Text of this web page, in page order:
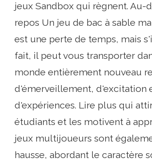
jeux Sandbox qui règnent. Au-
repos Un jeu de bac à sable
est une perte de temps, mais
fait, il peut vous transporter
monde entièrement nouveau
d'émerveillement, d'excitation
d'expériences. Lire plus qui
étudiants et les motivent à
jeux multijoueurs sont
hausse, abordant le caractère